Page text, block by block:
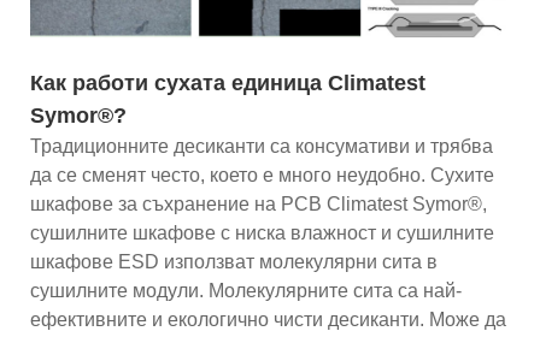
Как работи сухата единица Climatest
Symor®?
Традиционните десиканти са консумативи и трябва
да се сменят често, което е много неудобно. Сухите
шкафове за съхранение на PCB Climatest Symor®,
сушилните шкафове с ниска влажност и сушилните
шкафове ESD използват молекулярни сита в
сушилните модули. Молекулярните сита са най-
ефективните и екологично чисти десиканти. Може да